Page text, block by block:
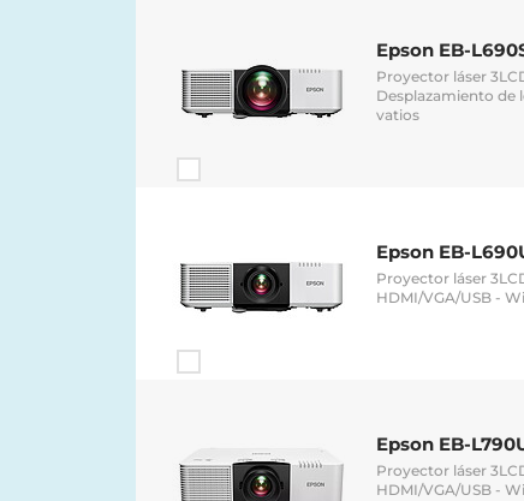
Epson EB-
Proyector láser
Desplazamiento de
vatios
Epson EB-
Proyector láser
HDMI/VGA/USB -
Epson EB-
Proyector láser
HDMI/VGA/USB -